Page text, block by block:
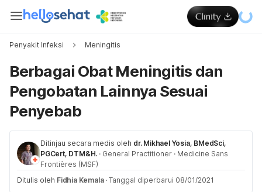
Penyakit Infeksi Meningitis
Berbagai Obat Meningitis dan
Pengobatan Lainnya Sesuai
Penyebab
Ditinjau secara medis oleh dr. Mikhael Yosia, BMedSci,
PGCert, DTM&H. · General Practitioner · Medicine Sans
Frontières (MSF)
Ditulis oleh Fidhia Kemala · Tanggal diperbarui 08/01/2021